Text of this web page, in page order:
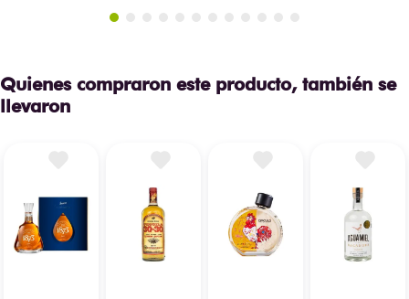
Quienes compraron este producto, también se
llevaron